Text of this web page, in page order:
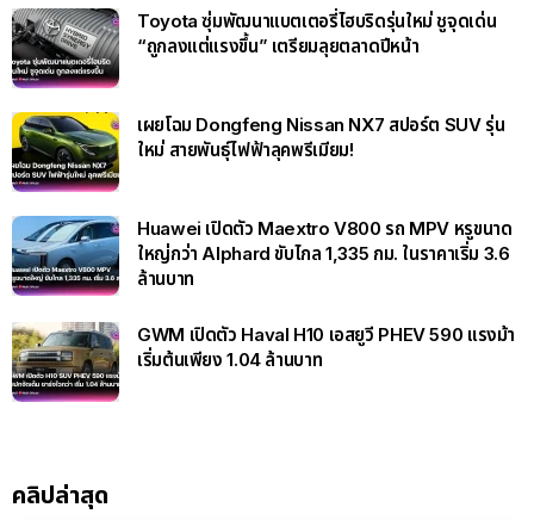
Huawei เปิดตัว Maextro V800 รถ MPV หรูขนาด
GWM เปิดตัว Haval H10 เอสยูวี PHEV 590 แรงม้า
คลิปล่าสุด